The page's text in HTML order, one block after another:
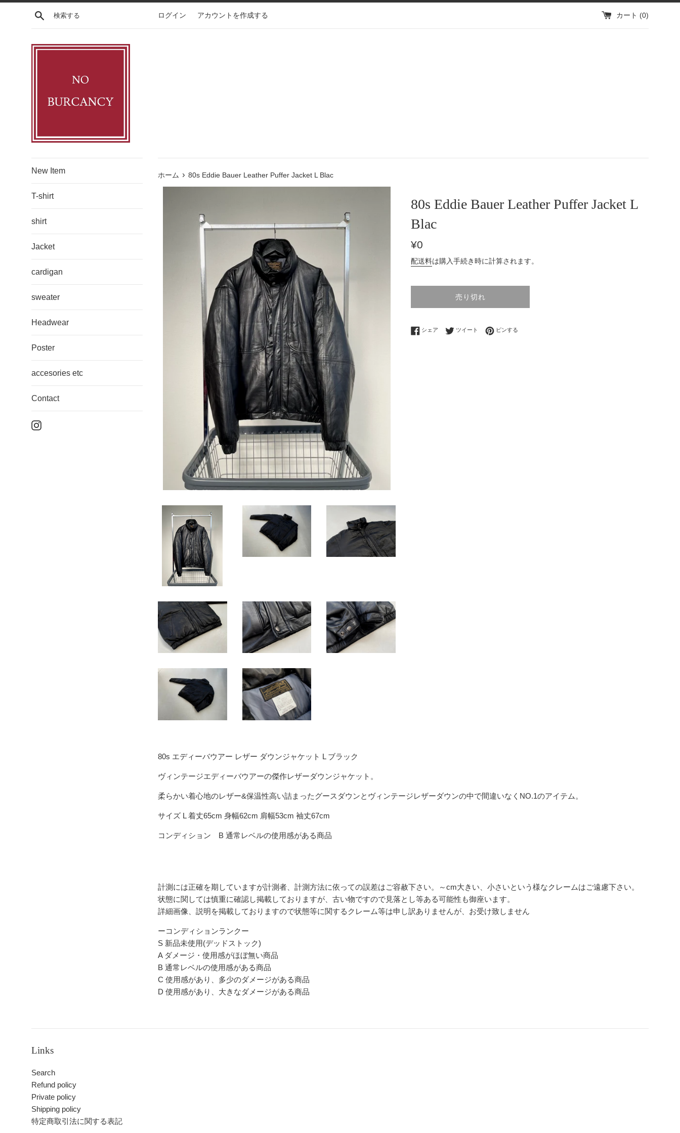
コ
検索する ログイン アカウントを作成する カート (0)
New Item
T-shirt
shirt
Jacket
cardigan
sweater
Headwear
Poster
accesories etc
Contact
Instagram
ホーム › 80s Eddie Bauer Leather Puffer Jacket L Blac
80s Eddie Bauer Leather Puffer Jacket L
Blac
通
価
¥0
配送料は購入手続き時に計算されます。
売り切れ
シェア Facebookでシェアする
ツイート Twitterに投稿する
ピンする
80s エディーバウアー レザー ダウンジャケット L ブラック
ヴィンテージエディーバウアーの傑作レザーダウンジャケット。
柔らかい着心地のレザー&保温性高い詰まったグースダウンとヴィンテージレザーダウンの中で間違いなくNO.1のアイテム。
サイズ L 着丈65cm 身幅62cm 肩幅53cm 袖丈67cm
コンディション B 通常レベルの使用感がある商品
計測には正確を期していますが計測者、計測方法に依っての誤差はご容赦下さい。～cm大きい、小さいという様なクレームはご遠慮下さい。
状態に関しては慎重に確認し掲載しておりますが、古い物ですので見落とし等ある可能性も御座います。
詳細画像、説明を掲載しておりますので状態等に関するクレーム等は申し訳ありませんが、お受け致しません
ーコンディションランクー
S 新品未使用(デッドストック)
A ダメージ・使用感がほぼ無い商品
B 通常レベルの使用感がある商品
C 使用感があり、多少のダメージがある商品
D 使用感があり、大きなダメージがある商品
Links
Search
Refund policy
Private policy
Shipping policy
特定商取引法に関する表記